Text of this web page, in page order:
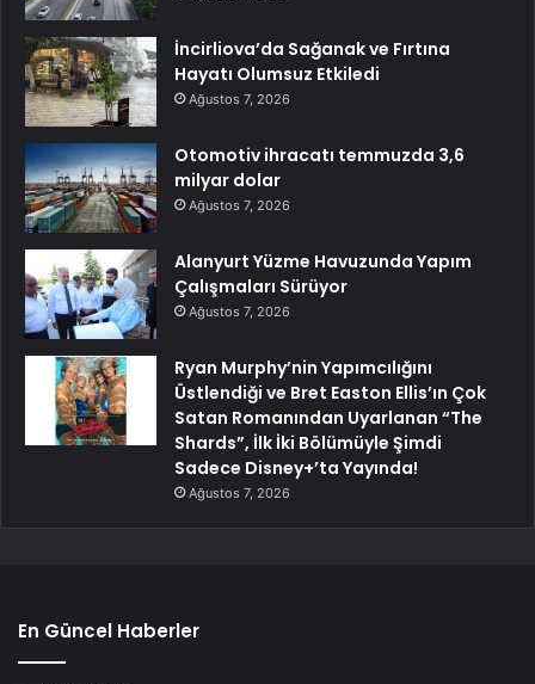
İncirliova’da Sağanak ve Fırtına
Hayatı Olumsuz Etkiledi
Ağustos 7, 2026
Otomotiv ihracatı temmuzda 3,6
milyar dolar
Ağustos 7, 2026
Alanyurt Yüzme Havuzunda Yapım
Çalışmaları Sürüyor
Ağustos 7, 2026
Ryan Murphy’nin Yapımcılığını
Üstlendiği ve Bret Easton Ellis’ın Çok
Satan Romanından Uyarlanan “The
Shards”, İlk İki Bölümüyle Şimdi
Sadece Disney+’ta Yayında!
Ağustos 7, 2026
En Güncel Haberler